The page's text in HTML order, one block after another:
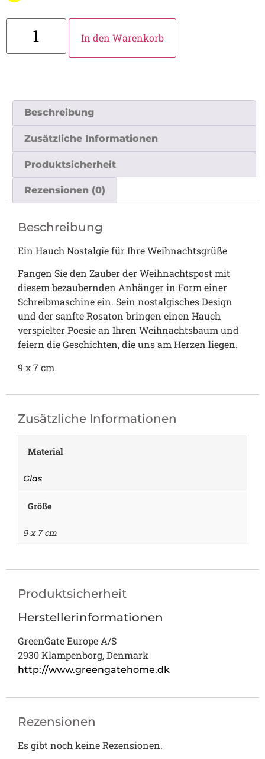
In den Warenkorb
Beschreibung
Zusätzliche Informationen
Produktsicherheit
Rezensionen (0)
Beschreibung
Ein Hauch Nostalgie für Ihre Weihnachtsgrüße
Fangen Sie den Zauber der Weihnachtspost mit
diesem bezaubernden Anhänger in Form einer
Schreibmaschine ein. Sein nostalgisches Design
und der sanfte Rosaton bringen einen Hauch
verspielter Poesie an Ihren Weihnachtsbaum und
feiern die Geschichten, die uns am Herzen liegen.
9 x 7 cm
Zusätzliche Informationen
Material
Glas
Größe
9 x 7 cm
Produktsicherheit
Herstellerinformationen
GreenGate Europe A/S
2930 Klampenborg, Denmark
http://www.greengatehome.dk
Rezensionen
Es gibt noch keine Rezensionen.